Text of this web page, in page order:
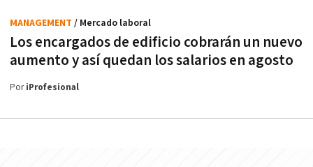
Los encargados de edificio cobrarán un nuevo
aumento y así quedan los salarios en agosto
MANAGEMENT / Mercado laboral
PoriProfesional